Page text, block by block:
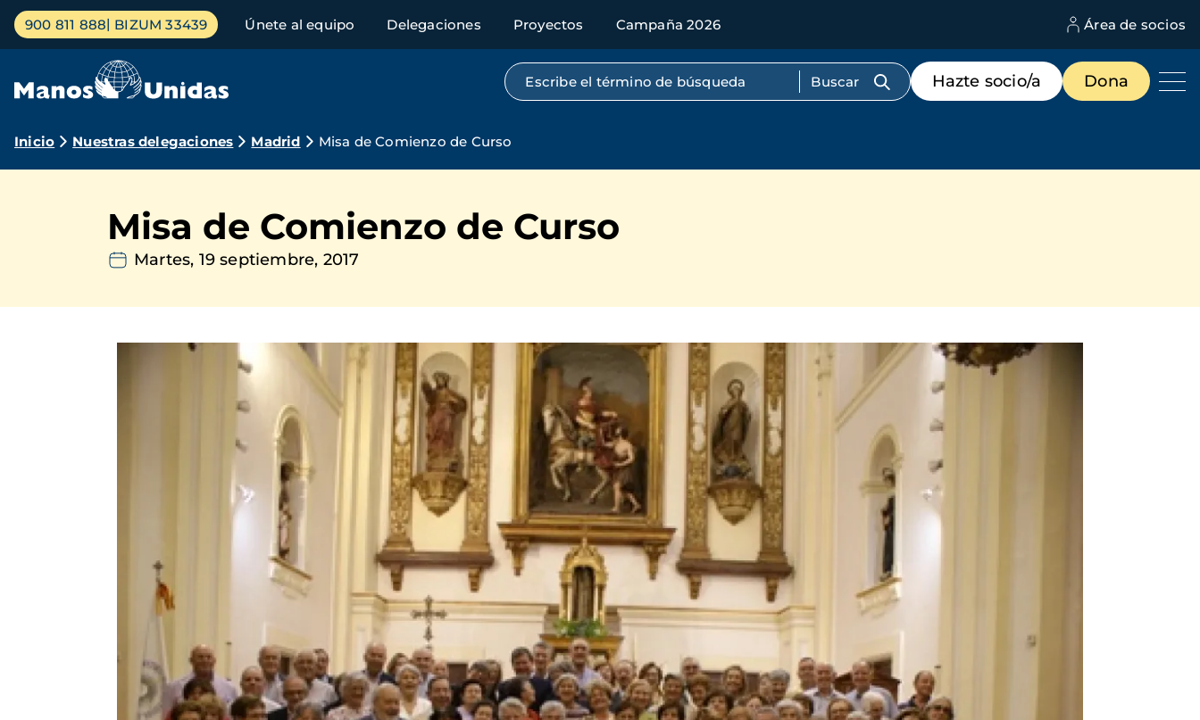
Pasar
contenido
Menú
principal
900 811 888 BIZUM 33439 Únete al equipo Delegaciones Proyectos Campaña 2026 Área de socios
Búsqueda por texto completo
Menú
de
destacados
Hazte socio/a Dona
Ruta
navegación
Inicio Nuestras delegaciones Madrid Misa de Comienzo de Curso
Misa de Comienzo de Curso
Martes, 19 septiembre, 2017